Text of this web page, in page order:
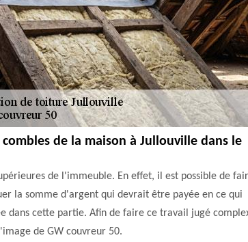
de la maison à Jullouville dans le
de l'immeuble. En effet, il est possible de
la somme d'argent qui devrait être payée en ce qui
dans cette partie. Afin de faire ce travail jugé
de GW couvreur 50.